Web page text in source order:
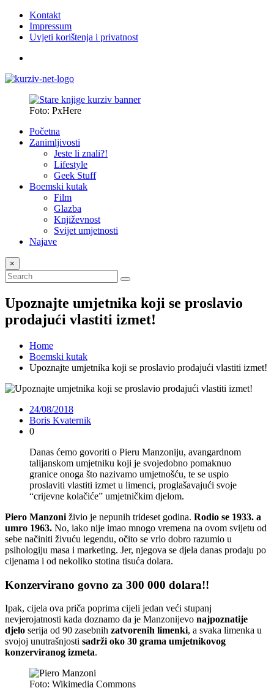
Kontakt
Impressum
Uvjeti korištenja i privatnost
Foto: PxHere
Početna
Zanimljivosti
Jeste li znali?!
Lifestyle
Geek Stuff
Boemski kutak
Film
Glazba
Književnost
Svijet umjetnosti
Najave
×
Upoznajte umjetnika koji se proslavio
prodajući vlastiti izmet!
Home
Boemski kutak
Upoznajte umjetnika koji se proslavio prodajući vlastiti izmet!
24/08/2018
Boris Kvaternik
0
Danas ćemo govoriti o Pieru Manzoniju, avangardnom
talijanskom umjetniku koji je svojedobno pomaknuo
granice onoga što nazivamo umjetnošću, te se uspio
proslaviti vlastiti izmet u limenci, proglašavajući svoje
“crijevne kolačiće” umjetničkim djelom.
Piero Manzoni živio je nepunih trideset godina. Rodio se 1933. a
umro 1963. No, iako nije imao mnogo vremena na ovom svijetu od
sebe načiniti živuću legendu, očito se vrlo dobro razumio u
psihologiju masa i marketing. Jer, njegova se djela danas prodaju po
cijenama i od nekoliko stotina tisuća dolara.
Konzervirano govno za 300 000 dolara!!
Ipak, cijela ova priča poprima cijeli jedan veći stupanj
nevjerojatnosti kada doznamo da je Manzonijevo najpoznatije
djelo serija od 90 zasebnih zatvorenih limenki, a svaka limenka u
svojoj unutrašnjosti sadrži oko 30 grama umjetnikovog
konzerviranog izmeta.
Foto: Wikimedia Commons